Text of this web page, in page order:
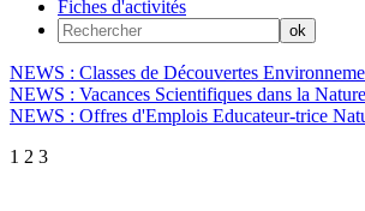
Fiches d'activités
NEWS : Classes de Découvertes
NEWS : Vacances Scientifiques dans la
NEWS : Offres d'Emplois Educateur-trice
1 2 3